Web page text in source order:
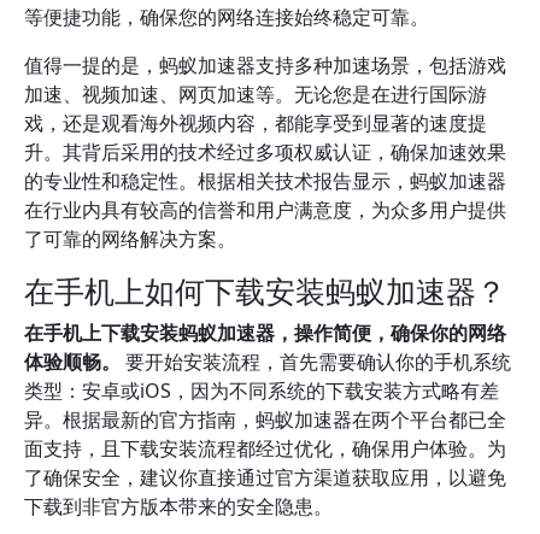
等便捷功能，确保您的网络连接始终稳定可靠。
值得一提的是，蚂蚁加速器支持多种加速场景，包括游戏
加速、视频加速、网页加速等。无论您是在进行国际游
戏，还是观看海外视频内容，都能享受到显著的速度提
升。其背后采用的技术经过多项权威认证，确保加速效果
的专业性和稳定性。根据相关技术报告显示，蚂蚁加速器
在行业内具有较高的信誉和用户满意度，为众多用户提供
了可靠的网络解决方案。
在手机上如何下载安装蚂蚁加速器？
在手机上下载安装蚂蚁加速器，操作简便，确保你的网络
体验顺畅。
要开始安装流程，首先需要确认你的手机系统
类型：安卓或iOS，因为不同系统的下载安装方式略有差
异。根据最新的官方指南，蚂蚁加速器在两个平台都已全
面支持，且下载安装流程都经过优化，确保用户体验。为
了确保安全，建议你直接通过官方渠道获取应用，以避免
下载到非官方版本带来的安全隐患。